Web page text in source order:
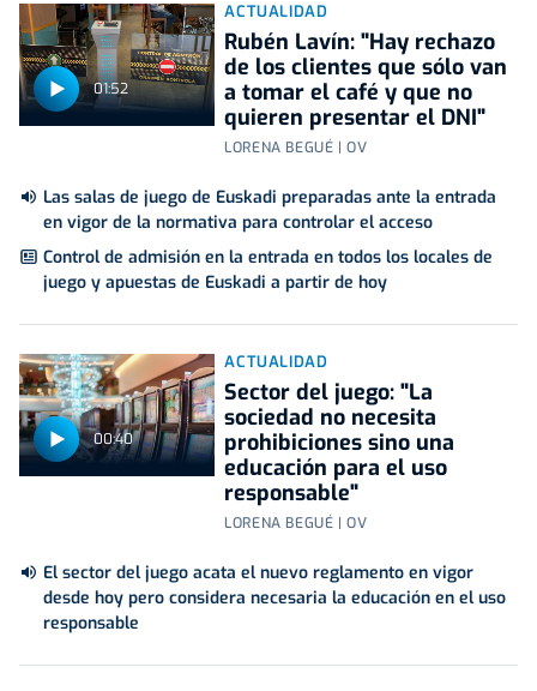
01:52
ACTUALIDAD
Rubén Lavín: "Hay rechazo
de los clientes que sólo van
a tomar el café y que no
quieren presentar el DNI"
LORENA BEGUÉ | OV
Las salas de juego de Euskadi preparadas ante la entrada
en vigor de la normativa para controlar el acceso
Control de admisión en la entrada en todos los locales de
juego y apuestas de Euskadi a partir de hoy
00:40
ACTUALIDAD
Sector del juego: "La
sociedad no necesita
prohibiciones sino una
educación para el uso
responsable"
LORENA BEGUÉ | OV
El sector del juego acata el nuevo reglamento en vigor
desde hoy pero considera necesaria la educación en el uso
responsable